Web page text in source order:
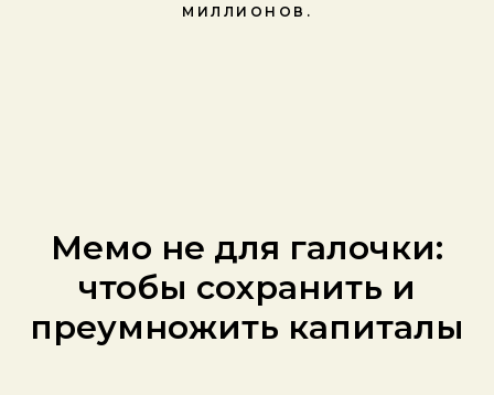
МИЛЛИОНОВ.
Мемо не для галочки:
чтобы сохранить и
преумножить капиталы